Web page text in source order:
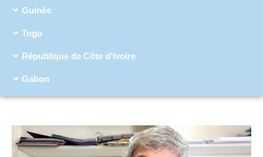
Guinée
Togo
République de Côte d'Ivoire
Gabon